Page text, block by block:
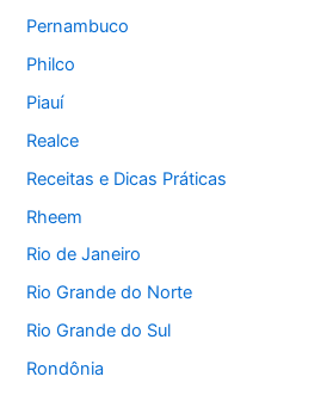
Pernambuco
Philco
Piauí
Realce
Receitas e Dicas Práticas
Rheem
Rio de Janeiro
Rio Grande do Norte
Rio Grande do Sul
Rondônia